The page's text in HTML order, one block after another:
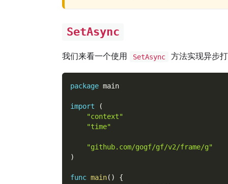
SetAsync
我们来看一个使用 SetAsync 方法实现异步打
package main
import
(
"context"
"time"
"github.com/gogf/gf/v2/frame/g"
)
func main( )
{